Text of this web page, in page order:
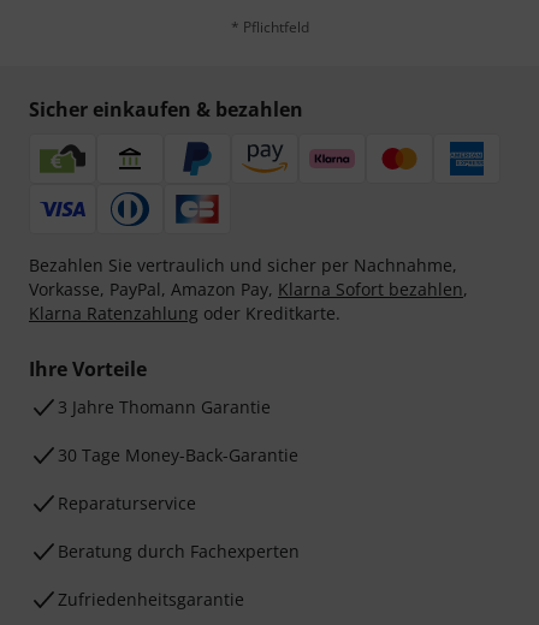
* Pflichtfeld
Sicher einkaufen & bezahlen
Bezahlen Sie vertraulich und sicher per Nachnahme,
Vorkasse, PayPal, Amazon Pay, Klarna Sofort bezahlen,
Klarna Ratenzahlung oder Kreditkarte.
Ihre Vorteile
3 Jahre Thomann Garantie
30 Tage Money-Back-Garantie
Reparaturservice
Beratung durch Fachexperten
Zufriedenheitsgarantie